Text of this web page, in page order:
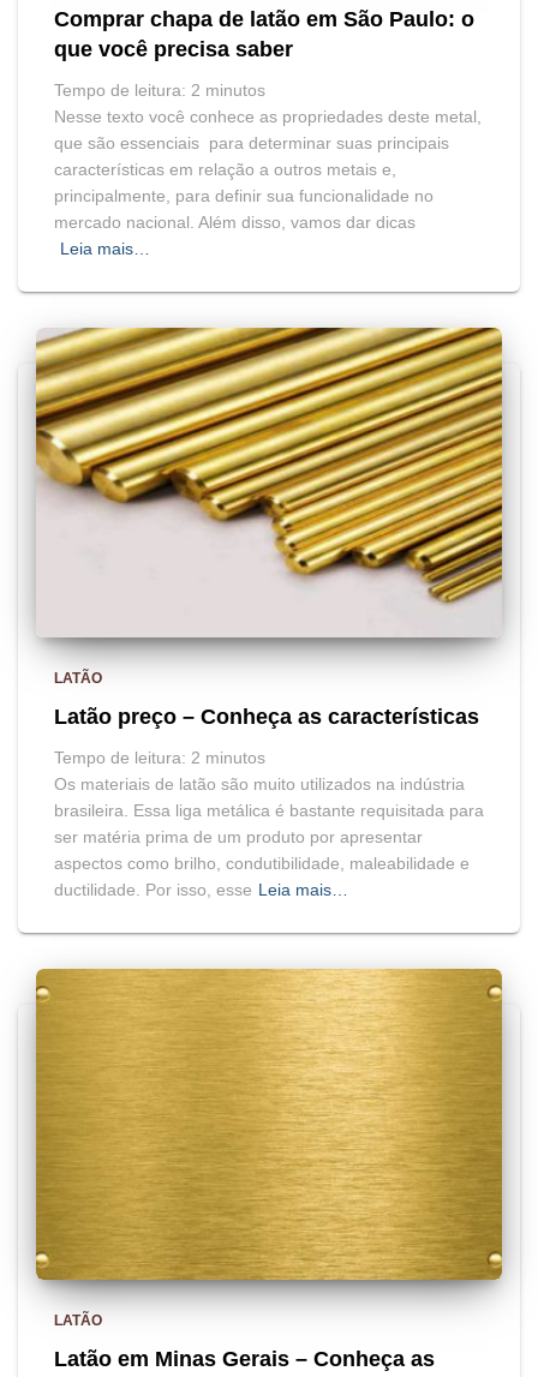
Comprar chapa de latão em São Paulo: o
que você precisa saber
Tempo de leitura: 2 minutos
Nesse texto você conhece as propriedades deste metal,
que são essenciais para determinar suas principais
características em relação a outros metais e,
principalmente, para definir sua funcionalidade no
mercado nacional. Além disso, vamos dar dicas
Leia mais…
LATÃO
Latão preço – Conheça as características
Tempo de leitura: 2 minutos
Os materiais de latão são muito utilizados na indústria
brasileira. Essa liga metálica é bastante requisitada para
ser matéria prima de um produto por apresentar
aspectos como brilho, condutibilidade, maleabilidade e
ductilidade. Por isso, esse Leia mais…
LATÃO
Latão em Minas Gerais – Conheça as